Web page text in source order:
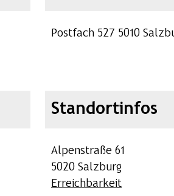
Postfach 527 5010
Standortinfos
Alpenstraße 61
5020 Salzburg
Erreichbarkeit